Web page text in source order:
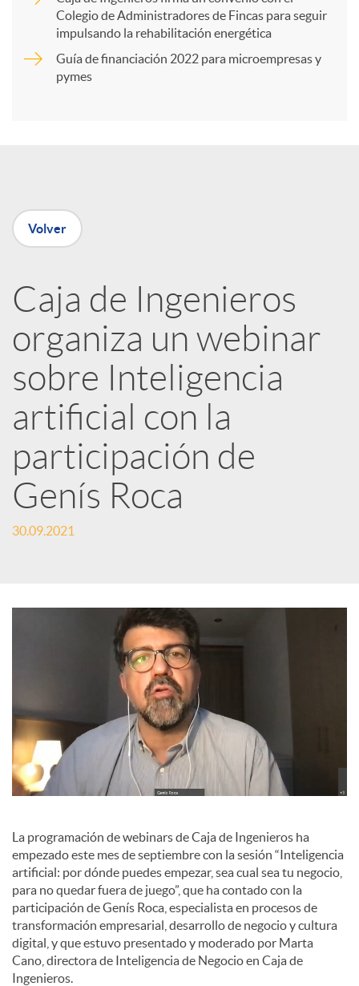
n
R
e
d
e
s
o
i
a
l
e
s
Colegio de Administradores de Fincas para seguir
impulsando la rehabilitación energética
Guía de financiación 2022 para microempresas y
pymes
Volver
Caja de Ingenieros
organiza un webinar
sobre Inteligencia
artificial con la
participación de
Genís Roca
30.09.2021
La programación de webinars de Caja de Ingenieros ha
empezado este mes de septiembre con la sesión “Inteligencia
artificial: por dónde puedes empezar, sea cual sea tu negocio,
para no quedar fuera de juego”, que ha contado con la
participación de Genís Roca, especialista en procesos de
transformación empresarial, desarrollo de negocio y cultura
digital, y que estuvo presentado y moderado por Marta
Cano, directora de Inteligencia de Negocio en Caja de
Ingenieros.